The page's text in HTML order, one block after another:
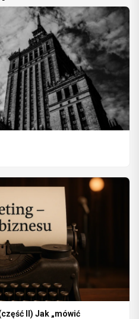
II) Jak „mówić